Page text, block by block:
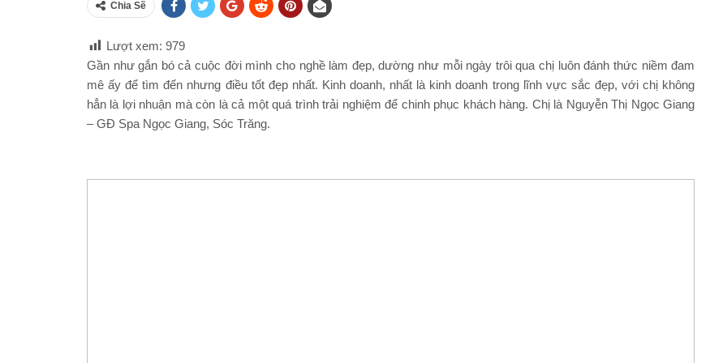
Chia Sẽ
Lượt xem: 979
Gần như gắn bó cả cuộc đời mình cho nghề làm đẹp, dường như mỗi ngày trôi qua chị luôn đánh thức niềm đam
mê ấy để tìm đến nhưng điều tốt đẹp nhất. Kinh doanh, nhất là kinh doanh trong lĩnh vực sắc đẹp, với chị không
hẳn là lợi nhuận mà còn là cả một quá trình trải nghiệm để chinh phục khách hàng. Chị là Nguyễn Thị Ngọc Giang
– GĐ Spa Ngọc Giang, Sóc Trăng.